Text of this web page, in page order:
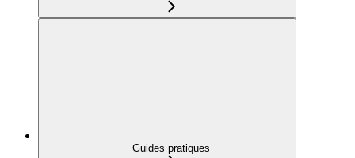
Guides pratiques